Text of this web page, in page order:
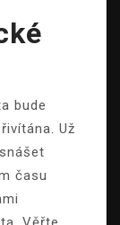
bude
Už
času